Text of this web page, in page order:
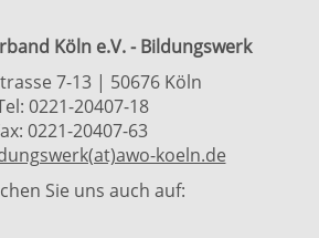
Köln e.V. - Bildungswerk
7-13 | 50676 Köln
0221-20407-18
0221-20407-63
koeln.de
Sie uns auch auf: